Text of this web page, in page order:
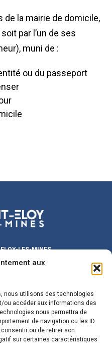
aux
nous utilisons des technologies
ou accéder aux informations des
nous permettra de
de navigation ou les ID
ou de retirer son
sur certaines caractéristiques
de la mairie de domicile,
par l’un de ses
muni de :
ou du passeport
LES-MINES
DUVAL
– 17h30
– 12h00
matin
08 24